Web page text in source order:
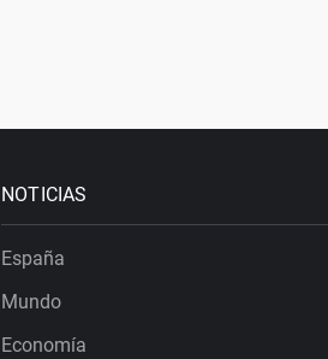
NOTICIAS
España
Mundo
Economía